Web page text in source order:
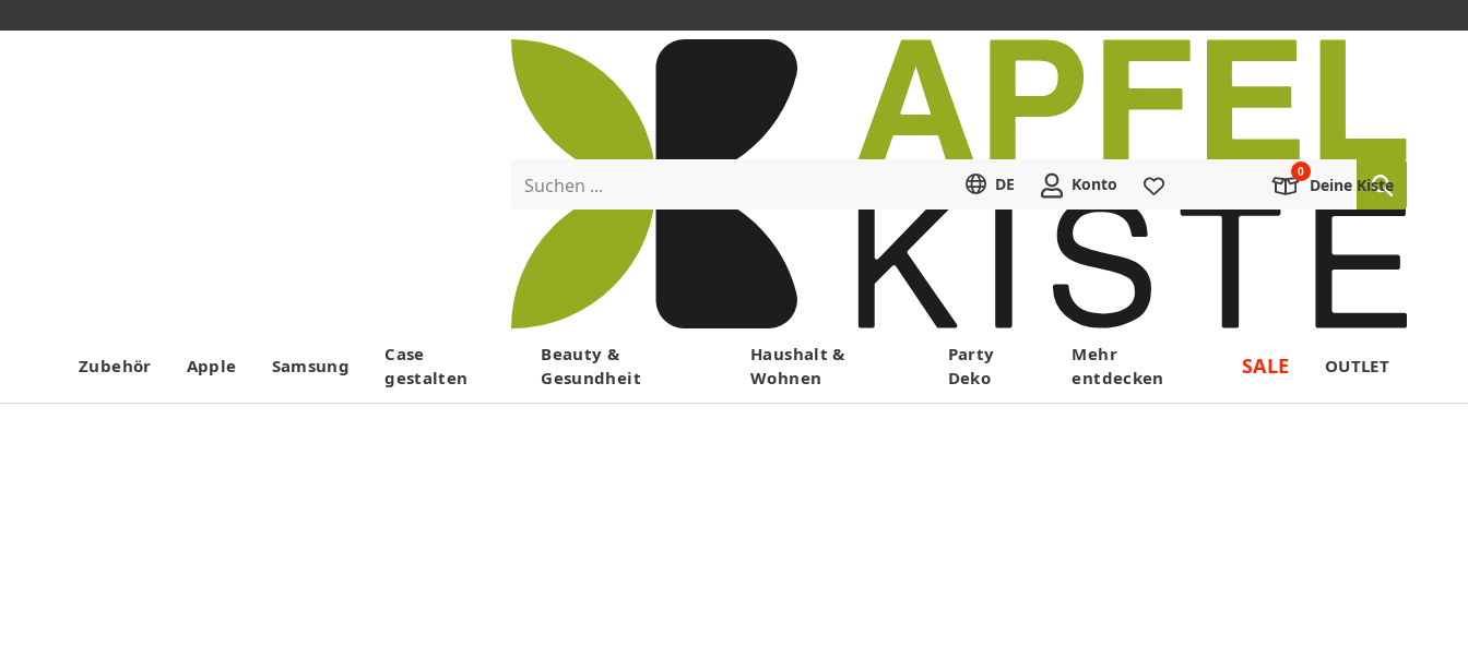
Menü
Suchen ... DE Konto Deine Kiste
Zubehör Apple Samsung
Case
gestalten
Beauty &
Gesundheit
Haushalt &
Wohnen
Party
Deko
Mehr
entdecken
SALE OUTLET